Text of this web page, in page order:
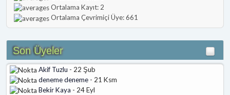
Ortalama Kayıt: 2
Ortalama Çevrimiçi Üye: 661
Son Üyeler
Akif Tuzlu - 22 Şub
deneme deneme - 21 Ksm
Bekir Kaya - 24 Eyl